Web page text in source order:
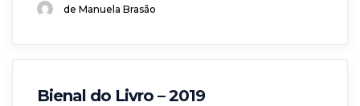
de Manuela Brasão
Bienal do Livro – 2019